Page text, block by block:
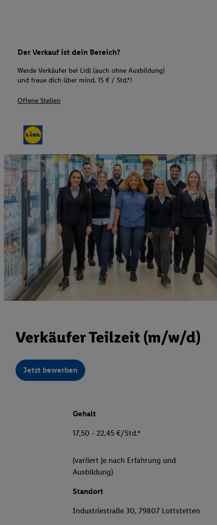
Der Verkauf ist dein Bereich?
Werde Verkäufer bei Lidl (auch ohne Ausbildung)
und freue dich über mind. 15 € / Std.*!
Offene Stellen
Verkäufer Teilzeit (m/w/d)
Jetzt bewerben
Gehalt
17,50 - 22,45 €/Std.*
(variiert je nach Erfahrung und
Ausbildung)
Standort
Industriestraße 30, 79807 Lottstetten